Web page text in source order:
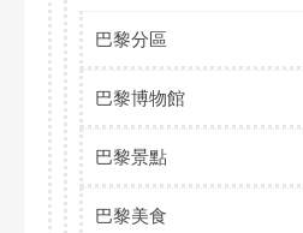
巴黎分區
巴黎博物館
巴黎景點
巴黎美食